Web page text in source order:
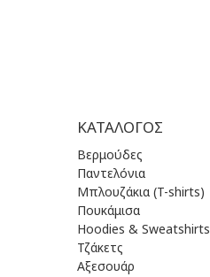
ΚΑΤΆΛΟΓΟΣ
Βερμούδες
Παντελόνια
Μπλουζάκια (T-shirts)
Πουκάμισα
Hoodies & Sweatshirts
Τζάκετς
Αξεσουάρ